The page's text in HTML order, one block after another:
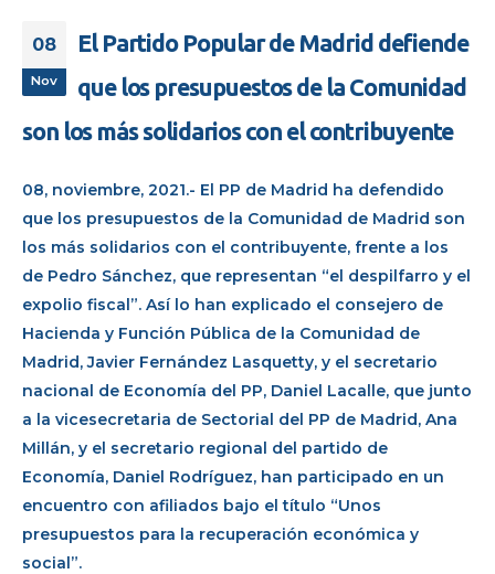
08
Nov
El Partido Popular de Madrid defiende
que los presupuestos de la Comunidad
son los más solidarios con el contribuyente
08, noviembre, 2021.- El PP de Madrid ha defendido
que los presupuestos de la Comunidad de Madrid son
los más solidarios con el contribuyente, frente a los
de Pedro Sánchez, que representan “el despilfarro y el
expolio fiscal”. Así lo han explicado el consejero de
Hacienda y Función Pública de la Comunidad de
Madrid, Javier Fernández Lasquetty, y el secretario
nacional de Economía del PP, Daniel Lacalle, que junto
a la vicesecretaria de Sectorial del PP de Madrid, Ana
Millán, y el secretario regional del partido de
Economía, Daniel Rodríguez, han participado en un
encuentro con afiliados bajo el título “Unos
presupuestos para la recuperación económica y
social”.